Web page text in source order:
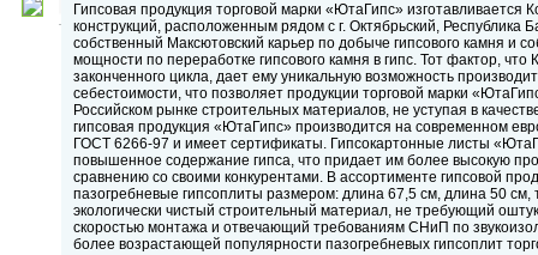
Гипсовая продукция торговой марки «ЮтаГипс»
конструкций, расположенным рядом с г. Октябрьский, Республика
собственный Максютовский карьер по добыче гипсового камня и
мощности по переработке гипсового камня в гипс. Тот фактор,
законченного цикла, дает ему уникальную возможность
себестоимости, что позволяет продукции торговой марки
Российском рынке строительных материалов, не уступая в
гипсовая продукция «ЮтаГипс» производится на современном
ГОСТ 6266-97 и имеет сертификаты. Гипсокартонные листы
повышенное содержание гипса, что придает им более высокую
сравнению со своими конкурентами. В ассортименте гипсовой
пазогребневые гипсоплиты размером: длина 67,5 см, длина 50
экологически чистый строительный материал, не требующий
скоростью монтажа и отвечающий требованиям СНиП по
более возрастающей популярности пазогребневых гипсоплит